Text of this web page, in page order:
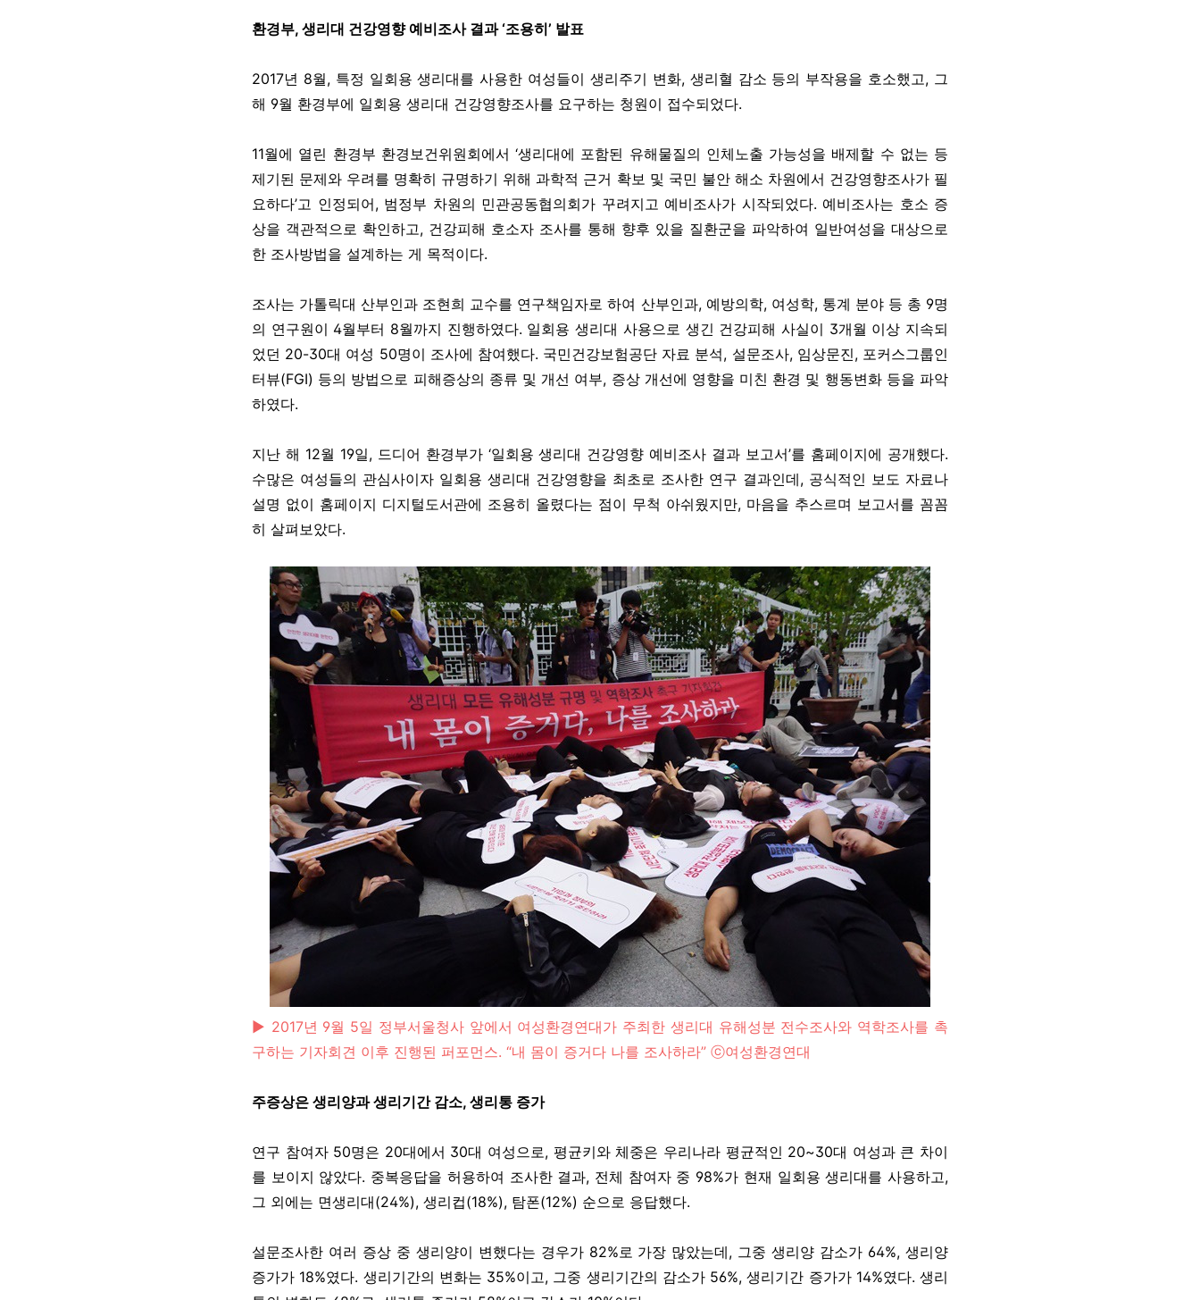
환경부, 생리대 건강영향 예비조사 결과 ‘조용히’ 발표
2017년 8월, 특정 일회용 생리대를 사용한 여성들이 생리주기 변화, 생리혈 감소 등의 부작용을 호소했고, 그
해 9월 환경부에 일회용 생리대 건강영향조사를 요구하는 청원이 접수되었다.
11월에 열린 환경부 환경보건위원회에서 ‘생리대에 포함된 유해물질의 인체노출 가능성을 배제할 수 없는 등
제기된 문제와 우려를 명확히 규명하기 위해 과학적 근거 확보 및 국민 불안 해소 차원에서 건강영향조사가 필
요하다’고 인정되어, 범정부 차원의 민관공동협의회가 꾸려지고 예비조사가 시작되었다. 예비조사는 호소 증
상을 객관적으로 확인하고, 건강피해 호소자 조사를 통해 향후 있을 질환군을 파악하여 일반여성을 대상으로
한 조사방법을 설계하는 게 목적이다.
조사는 가톨릭대 산부인과 조현희 교수를 연구책임자로 하여 산부인과, 예방의학, 여성학, 통계 분야 등 총 9명
의 연구원이 4월부터 8월까지 진행하였다. 일회용 생리대 사용으로 생긴 건강피해 사실이 3개월 이상 지속되
었던 20-30대 여성 50명이 조사에 참여했다. 국민건강보험공단 자료 분석, 설문조사, 임상문진, 포커스그룹인
터뷰(FGI) 등의 방법으로 피해증상의 종류 및 개선 여부, 증상 개선에 영향을 미친 환경 및 행동변화 등을 파악
하였다.
지난 해 12월 19일, 드디어 환경부가 ‘일회용 생리대 건강영향 예비조사 결과 보고서’를 홈페이지에 공개했다.
수많은 여성들의 관심사이자 일회용 생리대 건강영향을 최초로 조사한 연구 결과인데, 공식적인 보도 자료나
설명 없이 홈페이지 디지털도서관에 조용히 올렸다는 점이 무척 아쉬웠지만, 마음을 추스르며 보고서를 꼼꼼
히 살펴보았다.
▶ 2017년 9월 5일 정부서울청사 앞에서 여성환경연대가 주최한 생리대 유해성분 전수조사와 역학조사를 촉
구하는 기자회견 이후 진행된 퍼포먼스. “내 몸이 증거다 나를 조사하라” ⓒ여성환경연대
주증상은 생리양과 생리기간 감소, 생리통 증가
연구 참여자 50명은 20대에서 30대 여성으로, 평균키와 체중은 우리나라 평균적인 20~30대 여성과 큰 차이
를 보이지 않았다. 중복응답을 허용하여 조사한 결과, 전체 참여자 중 98%가 현재 일회용 생리대를 사용하고,
그 외에는 면생리대(24%), 생리컵(18%), 탐폰(12%) 순으로 응답했다.
설문조사한 여러 증상 중 생리양이 변했다는 경우가 82%로 가장 많았는데, 그중 생리양 감소가 64%, 생리양
증가가 18%였다. 생리기간의 변화는 35%이고, 그중 생리기간의 감소가 56%, 생리기간 증가가 14%였다. 생리